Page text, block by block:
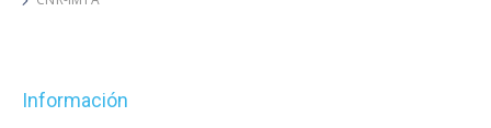
Información